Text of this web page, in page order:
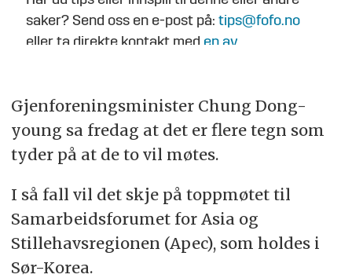
saker? Send oss en e-post på:tips@fofo.no
eller ta direkte kontakt med en av
Gjenforeningsminister Chung Dong-
young sa fredag at det er flere tegn som
tyder på at de to vil møtes.
I så fall vil det skje på toppmøtet til
Samarbeidsforumet for Asia og
Stillehavsregionen (Apec), som holdes i
Sør-Korea.